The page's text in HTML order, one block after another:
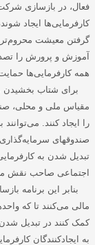
فعال، در بازسازی شرکت
کارفرمایی‌ها ایجاد
گرفتن معیشت
آموزش و پرورش را
همه کارفرمایی‌ها
برای شتاب بخشیدن
مقیاس ملی و محلی،
را ایجاد کنند.
صندوقهای
تبدیل شدن به
اجتماعی صاحب نقش
بنابر این برنامه
مالی می‌کنند تا که
کمک کنند در تبدیل شدن
به ایجادکنندگان